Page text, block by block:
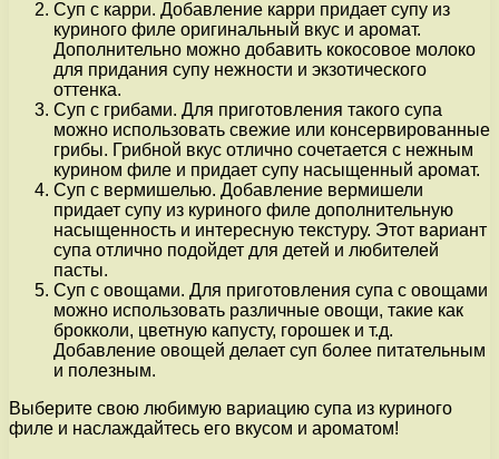
Суп с карри. Добавление карри придает супу из
куриного филе оригинальный вкус и аромат.
Дополнительно можно добавить кокосовое молоко
для придания супу нежности и экзотического
оттенка.
Суп с грибами. Для приготовления такого супа
можно использовать свежие или консервированные
грибы. Грибной вкус отлично сочетается с нежным
курином филе и придает супу насыщенный аромат.
Суп с вермишелью. Добавление вермишели
придает супу из куриного филе дополнительную
насыщенность и интересную текстуру. Этот вариант
супа отлично подойдет для детей и любителей
пасты.
Суп с овощами. Для приготовления супа с овощами
можно использовать различные овощи, такие как
брокколи, цветную капусту, горошек и т.д.
Добавление овощей делает суп более питательным
и полезным.
Выберите свою любимую вариацию супа из куриного
филе и наслаждайтесь его вкусом и ароматом!